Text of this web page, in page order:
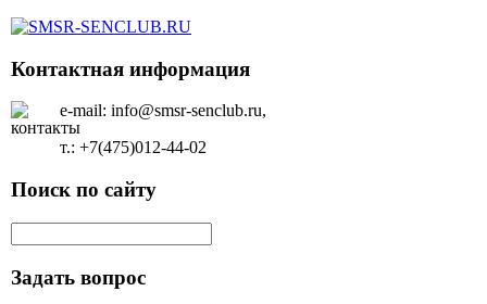
Контактная информация
e-mail: info@smsr-senclub.ru,
т.: +7(475)012-44-02
Поиск по сайту
Задать вопрос